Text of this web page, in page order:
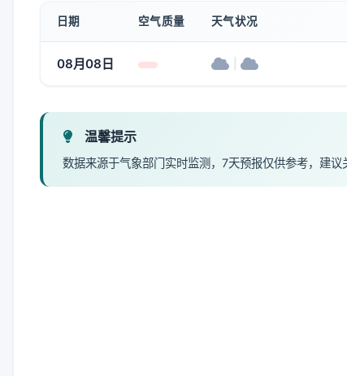
日期 空气质量 天气状况
08月08日
温馨提示
数据来源于气象部门实时监测，7天预报仅供参考，建议